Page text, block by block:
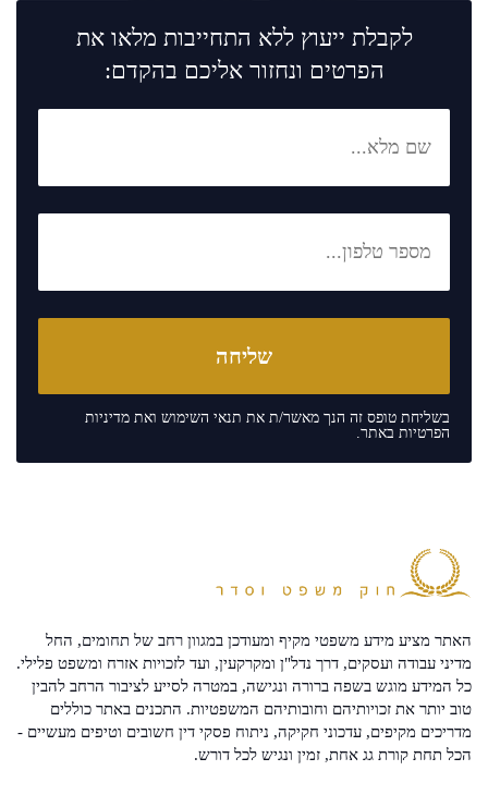
לקבלת ייעוץ ללא התחייבות מלאו את
הפרטים ונחזור אליכם בהקדם:
בשליחת טופס זה הנך מאשר/ת את תנאי השימוש ואת מדיניות
הפרטיות באתר.
האתר מציע מידע משפטי מקיף ומעודכן במגוון רחב של תחומים, החל
מדיני עבודה ועסקים, דרך נדל"ן ומקרקעין, ועד לזכויות אזרח ומשפט פלילי.
כל המידע מוגש בשפה ברורה ונגישה, במטרה לסייע לציבור הרחב להבין
טוב יותר את זכויותיהם וחובותיהם המשפטיות. התכנים באתר כוללים
מדריכים מקיפים, עדכוני חקיקה, ניתוח פסקי דין חשובים וטיפים מעשיים -
הכל תחת קורת גג אחת, זמין ונגיש לכל דורש.